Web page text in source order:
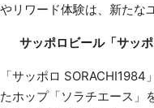
やリワード体験は、新たな
サッポロビール「サッ
「サッポロ
たホップ「ソラチエース」